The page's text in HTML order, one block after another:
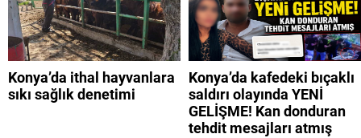
Konya’da ithal hayvanlara
sıkı sağlık denetimi
Konya’da kafedeki bıçaklı
saldırı olayında YENİ
GELİŞME! Kan donduran
tehdit mesajları atmış